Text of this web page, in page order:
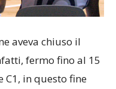
aveva chiuso il
fermo fino al 15
in questo fine